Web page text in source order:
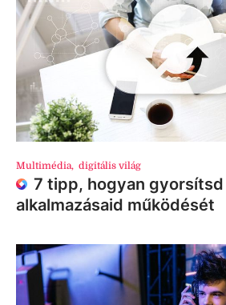
Multimédia, digitális világ
7 tipp, hogyan gyorsítsd
alkalmazásaid működését